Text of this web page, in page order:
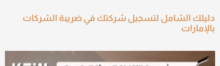
دليلك الشامل لتسجيل شركتك في ضريبة الشركات
بالإمارات